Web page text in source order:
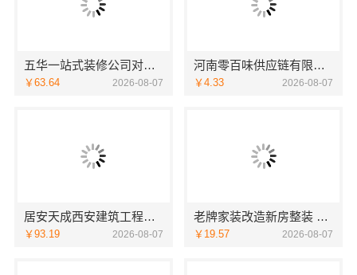
五华一站式装修公司对比云南至高新型建材有限公司
￥63.64 2026-08-07
河南零百味供应链有限公司社区轻投入硬折扣零食铺低风险经营
￥4.33 2026-08-07
居安天成西安建筑工程：西安城区一站式家装，毛坯房自有施工队
￥93.19 2026-08-07
老牌家装改造新房整装 宁波雅美和居建材科技有限公司
￥19.57 2026-08-07